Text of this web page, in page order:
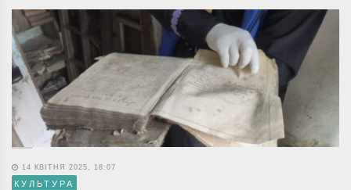
14 КВІТНЯ 2025, 18:07
КУЛЬТУРА